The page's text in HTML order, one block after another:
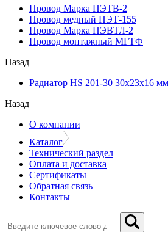
Провод Марка ПЭТВ-2
Провод медный ПЭТ-155
Провод Марка ПЭВТЛ-2
Провод монтажный МГТФ
Назад
Радиатор HS 201-30 30х23х16 мм
Назад
О компании
Каталог
Технический раздел
Оплата и доставка
Сертификаты
Обратная связь
Контакты